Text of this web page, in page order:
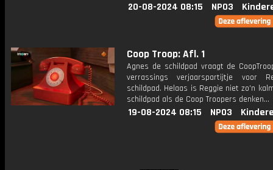
20-08-2024 08:15 NPO3
Coop Troop: Afl. 1
Agnes de schildpad vraagt de
verrassings verjaarspartijtje voor
schildpad. Helaas is Reggie niet zo'n
schildpad als de Coop Troopers denken...
19-08-2024 08:15 NPO3